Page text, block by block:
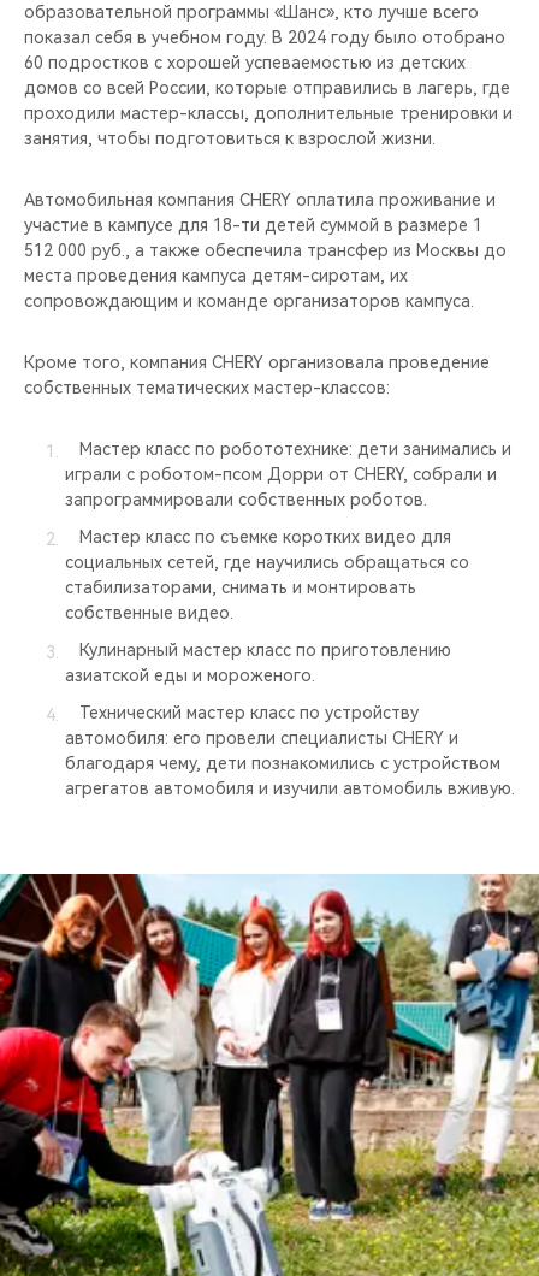
образовательной программы «Шанс», кто лучше всего
показал себя в учебном году. В 2024 году было отобрано
60 подростков с хорошей успеваемостью из детских
домов со всей России, которые отправились в лагерь, где
проходили мастер-классы, дополнительные тренировки и
занятия, чтобы подготовиться к взрослой жизни.
Автомобильная компания CHERY оплатила проживание и
участие в кампусе для 18-ти детей суммой в размере 1
512 000 руб., а также обеспечила трансфер из Москвы до
места проведения кампуса детям-сиротам, их
сопровождающим и команде организаторов кампуса.
Кроме того, компания CHERY организовала проведение
собственных тематических мастер-классов:
Мастер класс по робототехнике: дети занимались и
играли с роботом-псом Дорри от CHERY, собрали и
запрограммировали собственных роботов.
Мастер класс по съемке коротких видео для
социальных сетей, где научились обращаться со
стабилизаторами, снимать и монтировать
собственные видео.
Кулинарный мастер класс по приготовлению
азиатской еды и мороженого.
Технический мастер класс по устройству
автомобиля: его провели специалисты CHERY и
благодаря чему, дети познакомились с устройством
агрегатов автомобиля и изучили автомобиль вживую.